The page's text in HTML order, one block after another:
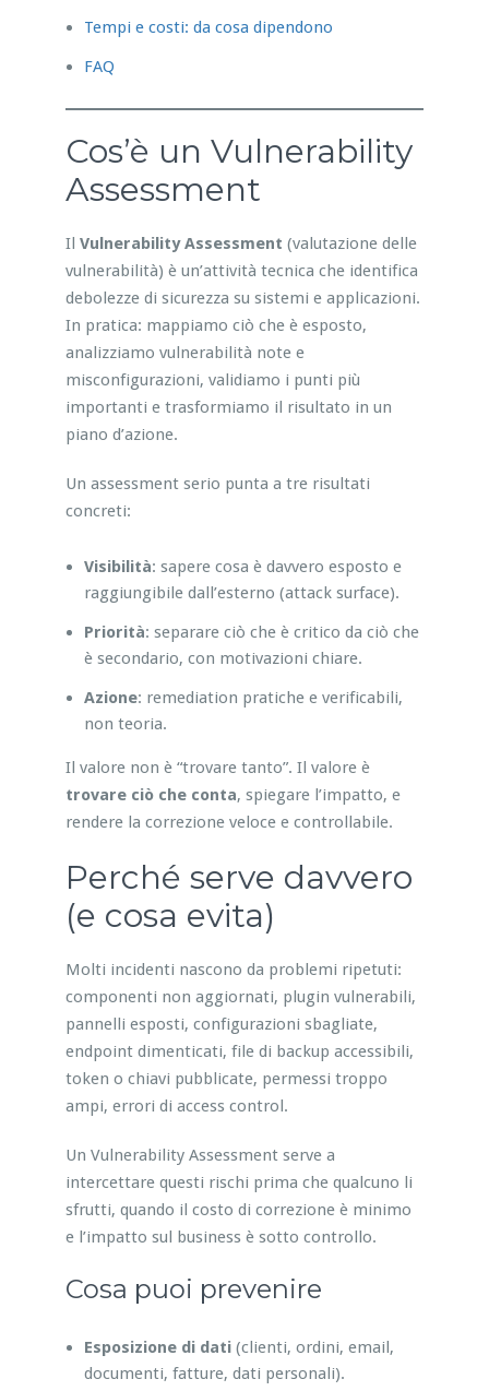
Tempi e costi: da cosa dipendono
FAQ
Cos’è un Vulnerability
Assessment
Il Vulnerability Assessment (valutazione delle
vulnerabilità) è un’attività tecnica che identifica
debolezze di sicurezza su sistemi e applicazioni.
In pratica: mappiamo ciò che è esposto,
analizziamo vulnerabilità note e
misconfigurazioni, validiamo i punti più
importanti e trasformiamo il risultato in un
piano d’azione.
Un assessment serio punta a tre risultati
concreti:
Visibilità: sapere cosa è davvero esposto e
raggiungibile dall’esterno (attack surface).
Priorità: separare ciò che è critico da ciò che
è secondario, con motivazioni chiare.
Azione: remediation pratiche e verificabili,
non teoria.
Il valore non è “trovare tanto”. Il valore è
trovare ciò che conta, spiegare l’impatto, e
rendere la correzione veloce e controllabile.
Perché serve davvero
(e cosa evita)
Molti incidenti nascono da problemi ripetuti:
componenti non aggiornati, plugin vulnerabili,
pannelli esposti, configurazioni sbagliate,
endpoint dimenticati, file di backup accessibili,
token o chiavi pubblicate, permessi troppo
ampi, errori di access control.
Un Vulnerability Assessment serve a
intercettare questi rischi prima che qualcuno li
sfrutti, quando il costo di correzione è minimo
e l’impatto sul business è sotto controllo.
Cosa puoi prevenire
Esposizione di dati(clienti, ordini, email,
documenti, fatture, dati personali).